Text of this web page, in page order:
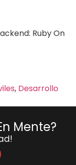
Ruby On
, Desarrollo
Mente?